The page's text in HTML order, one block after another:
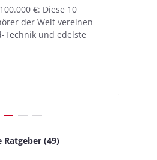
€: Diese 10
der Welt vereinen
Technik und edelste
den AirPods Pro 2
seine In-Ear-Kopfhörer
Hörhilfen. In wenigen
Ratgeber (49)